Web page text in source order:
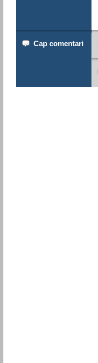
Cap comentari